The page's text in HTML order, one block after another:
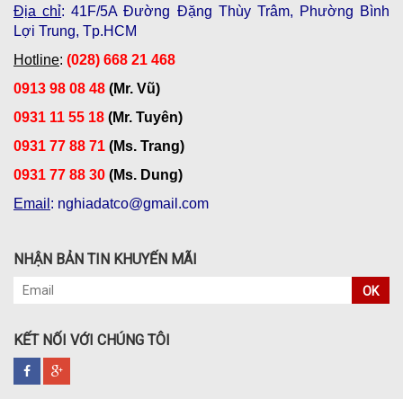
Địa chỉ: 41F/5A Đường Đặng Thùy Trâm, Phường Bình
Lợi Trung, Tp.HCM
Hotline: (028) 668 21 468
0913 98 08 48 (Mr. Vũ)
0931 11 55 18 (Mr. Tuyên)
0931 77 88 71 (Ms. Trang)
0931 77 88 30 (Ms. Dung)
Email : nghiadatco@gmail.com
NHẬN BẢN TIN KHUYẾN MÃI
OK
KẾT NỐI VỚI CHÚNG TÔI